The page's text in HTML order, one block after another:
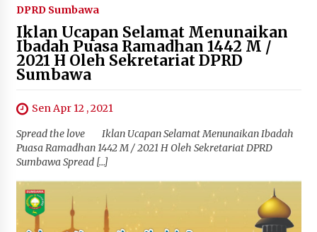
DPRD Sumbawa
Iklan Ucapan Selamat Menunaikan
Ibadah Puasa Ramadhan 1442 M /
2021 H Oleh Sekretariat DPRD
Sumbawa
Sen Apr 12 , 2021
Spread the love Iklan Ucapan Selamat Menunaikan Ibadah
Puasa Ramadhan 1442 M / 2021 H Oleh Sekretariat DPRD
Sumbawa Spread […]